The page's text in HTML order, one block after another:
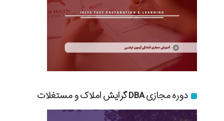
دوره مجازی DBA گرایش املاک و مستغلات